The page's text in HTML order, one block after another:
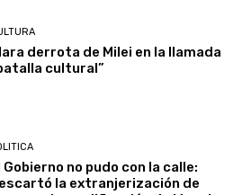
derrota de Milei en la llamada
cultural”
Gobierno no pudo con la calle:
la extranjerización de